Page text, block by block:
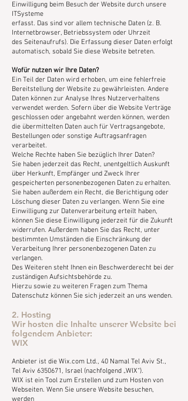
Einwilligung beim Besuch der Website durch unsere
ITSysteme
erfasst. Das sind vor allem technische Daten (z. B.
Internetbrowser, Betriebssystem oder Uhrzeit
des Seitenaufrufs). Die Erfassung dieser Daten erfolgt
automatisch, sobald Sie diese Website betreten.
Wofür nutzen wir Ihre Daten?
Ein Teil der Daten wird erhoben, um eine fehlerfreie
Bereitstellung der Website zu gewährleisten. Andere
Daten können zur Analyse Ihres Nutzerverhaltens
verwendet werden. Sofern über die Website Verträge
geschlossen oder angebahnt werden können, werden
die übermittelten Daten auch für Vertragsangebote,
Bestellungen oder sonstige Auftragsanfragen
verarbeitet.
Welche Rechte haben Sie bezüglich Ihrer Daten?
Sie haben jederzeit das Recht, unentgeltlich Auskunft
über Herkunft, Empfänger und Zweck Ihrer
gespeicherten personenbezogenen Daten zu erhalten.
Sie haben außerdem ein Recht, die Berichtigung oder
Löschung dieser Daten zu verlangen. Wenn Sie eine
Einwilligung zur Datenverarbeitung erteilt haben,
können Sie diese Einwilligung jederzeit für die Zukunft
widerrufen. Außerdem haben Sie das Recht, unter
bestimmten Umständen die Einschränkung der
Verarbeitung Ihrer personenbezogenen Daten zu
verlangen.
Des Weiteren steht Ihnen ein Beschwerderecht bei der
zuständigen Aufsichtsbehörde zu.
Hierzu sowie zu weiteren Fragen zum Thema
Datenschutz können Sie sich jederzeit an uns wenden.
2. Hosting
Wir hosten die Inhalte unserer Website bei
folgendem Anbieter:
WIX
Anbieter ist die Wix.com Ltd., 40 Namal Tel Aviv St.,
Tel Aviv 6350671, Israel (nachfolgend „WIX“).
WIX ist ein Tool zum Erstellen und zum Hosten von
Webseiten. Wenn Sie unsere Website besuchen,
werden